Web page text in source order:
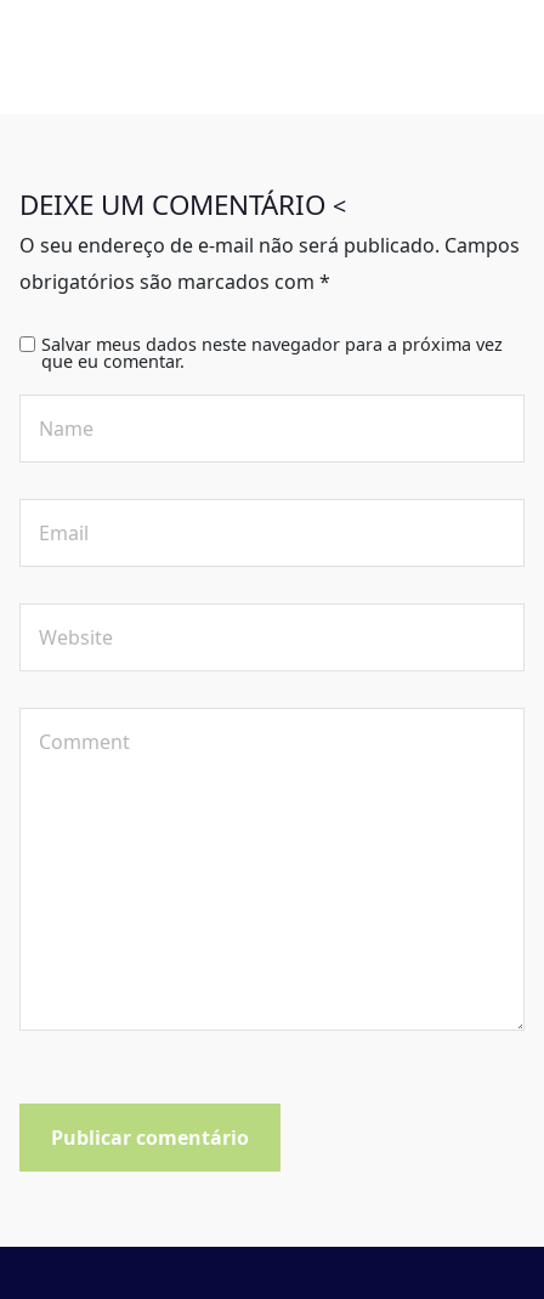
DEIXE UM COMENTÁRIO <
O seu endereço de e-mail não será publicado. Campos
obrigatórios são marcados com *
Salvar meus dados neste navegador para a próxima vez
que eu comentar.